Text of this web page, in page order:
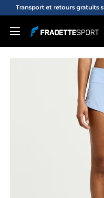
Passer
contenu
Transport et retours gratuits
Fradette
sport